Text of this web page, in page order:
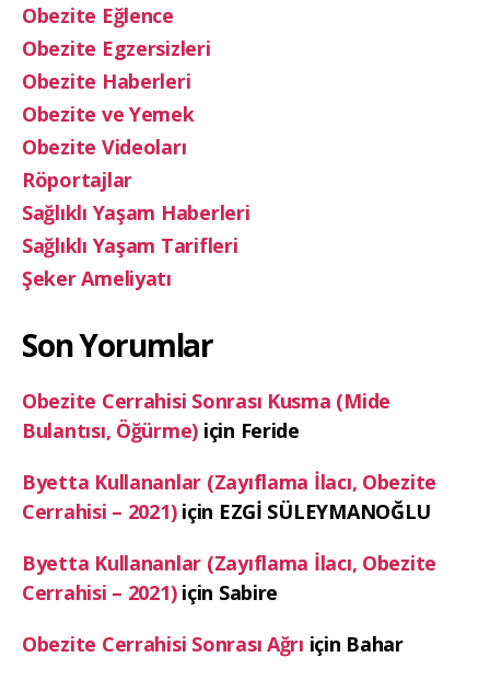
Obezite Eğlence
Obezite Egzersizleri
Obezite Haberleri
Obezite ve Yemek
Obezite Videoları
Röportajlar
Sağlıklı Yaşam Haberleri
Sağlıklı Yaşam Tarifleri
Şeker Ameliyatı
Son Yorumlar
Obezite Cerrahisi Sonrası Kusma (Mide
Bulantısı, Öğürme) için Feride
Byetta Kullananlar (Zayıflama İlacı, Obezite
Cerrahisi – 2021)için EZGİ SÜLEYMANOĞLU
Byetta Kullananlar (Zayıflama İlacı, Obezite
Cerrahisi – 2021)için Sabire
Obezite Cerrahisi Sonrası Ağrı için Bahar